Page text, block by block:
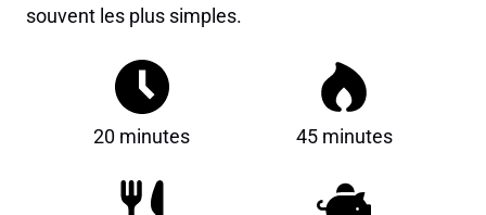
souvent les plus simples.
20 minutes 45 minutes